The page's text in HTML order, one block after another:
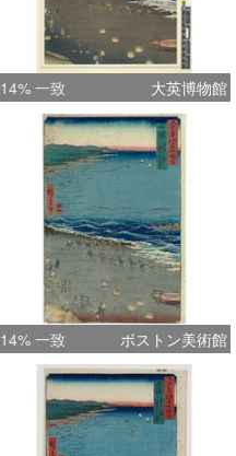
14% 一致 大英博物館
14% 一致 ボストン美術館